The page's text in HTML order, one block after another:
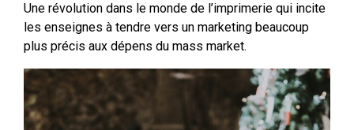
Une révolution dans le monde de l’imprimerie qui incite
les enseignes à tendre vers un marketing beaucoup
plus précis aux dépens du mass market.